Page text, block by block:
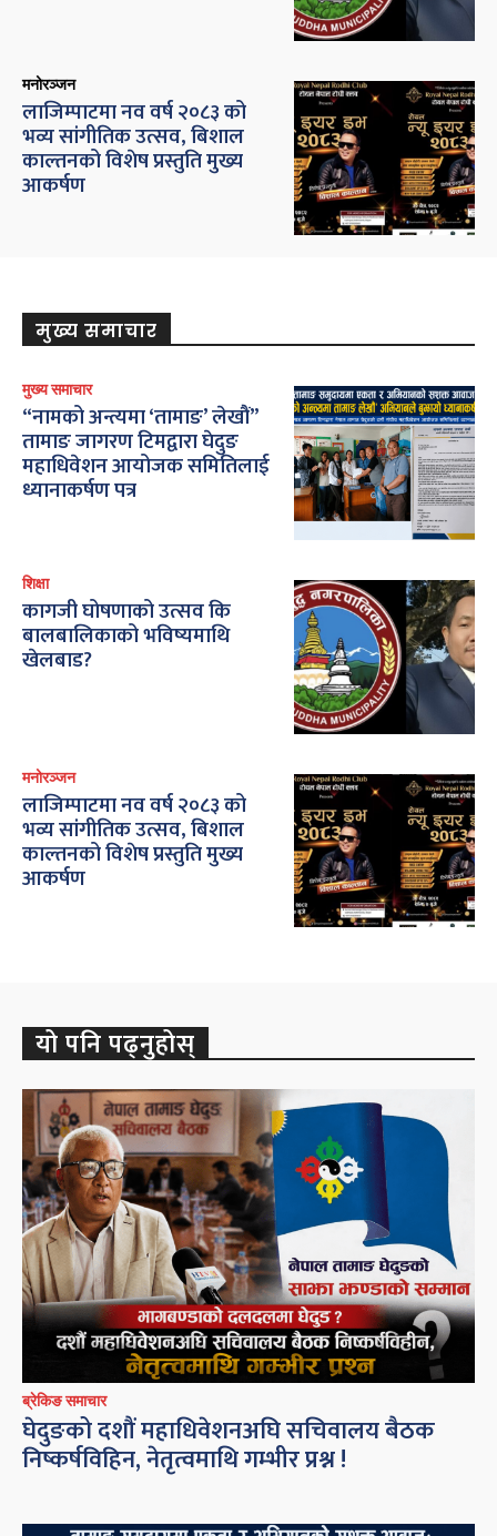
मनोरञ्जन
लाजिम्पाटमा नव वर्ष २०८३ को
भव्य सांगीतिक उत्सव, बिशाल
काल्तनको विशेष प्रस्तुति मुख्य
आकर्षण
मुख्य समाचार
मुख्य समाचार
“नामको अन्त्यमा ‘तामाङ’ लेखौं”
तामाङ जागरण टिमद्वारा घेदुङ
महाधिवेशन आयोजक समितिलाई
ध्यानाकर्षण पत्र
शिक्षा
कागजी घोषणाको उत्सव कि
बालबालिकाको भविष्यमाथि
खेलबाड?
मनोरञ्जन
लाजिम्पाटमा नव वर्ष २०८३ को
भव्य सांगीतिक उत्सव, बिशाल
काल्तनको विशेष प्रस्तुति मुख्य
आकर्षण
यो पनि पढ्नुहोस्
ब्रेकिङ समाचार
घेदुङको दशौं महाधिवेशनअघि सचिवालय बैठक
निष्कर्षविहिन, नेतृत्वमाथि गम्भीर प्रश्न !